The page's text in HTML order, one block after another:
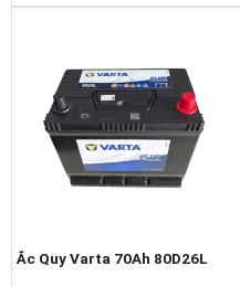
Ắc Quy Varta 70Ah 80D26L